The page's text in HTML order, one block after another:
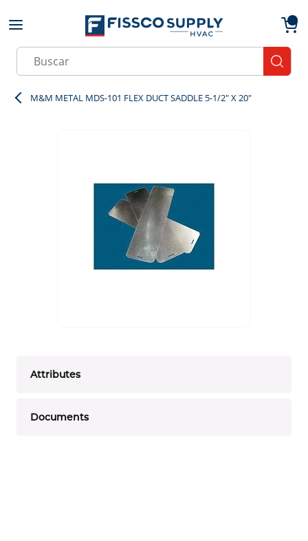
Skip to main content
Site Search
M&M METAL MDS-101 FLEX DUCT SADDLE 5-1/2" X 20"
Attributes
Documents